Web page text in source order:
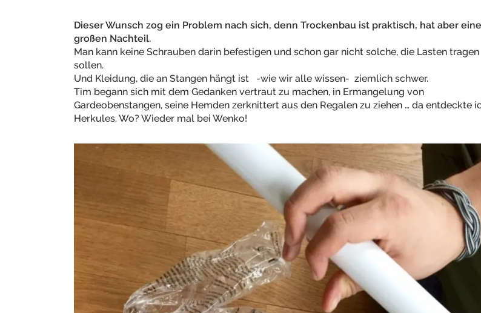
Dieser Wunsch zog ein Problem nach sich, denn Trockenbau ist praktisch, hat aber
großen Nachteil.
Man kann keine Schrauben darin befestigen und schon gar nicht solche, die Lasten tragen
sollen.
Und Kleidung, die an Stangen hängt ist -wie wir alle wissen- ziemlich schwer.
Tim begann sich mit dem Gedanken vertraut zu machen, in Ermangelung von
Gardeobenstangen, seine Hemden zerknittert aus den Regalen zu ziehen … da entdeckte
Herkules. Wo? Wieder mal bei Wenko!